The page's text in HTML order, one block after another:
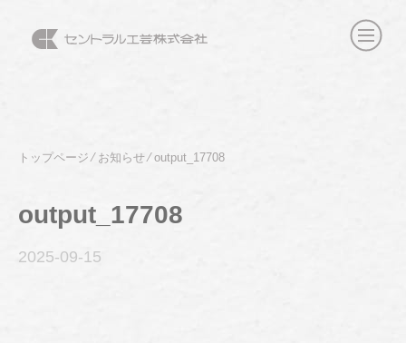
トップページ⁄ お知らせ⁄output_17708
output_17708
2025-09-15